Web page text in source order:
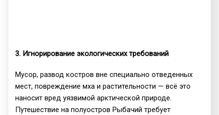
3. Игнорирование экологических требований
Мусор, развод костров вне специально отведенных
мест, повреждение мха и растительности — всё это
наносит вред уязвимой арктической природе.
Путешествие на полуостров Рыбачий требует